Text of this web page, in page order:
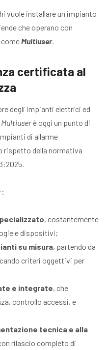
vuole installare un impianto
che operano con
Multiuser.
certificata al
degli impianti elettrici ed
Multiuserè oggi un punto di
di allarme
rispetto della normativa
, costantemente
e dispositivi;
su misura, partendo da
criteri oggettivi per
e integrate, che
controllo accessi, e
tecnica e alla
rilascio completo di